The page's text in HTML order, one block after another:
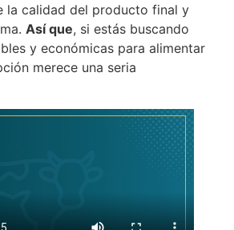
la calidad del producto final y
Así que, si estás buscando
y económicas para alimentar
merece una seria